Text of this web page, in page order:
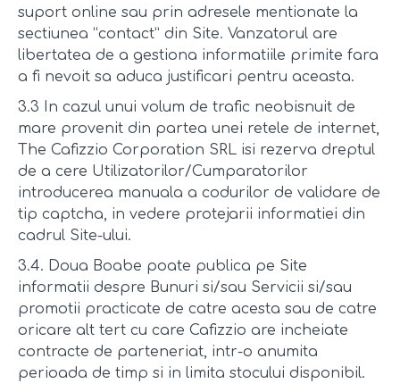
suport online sau prin adresele mentionate la
sectiunea “contact” din Site. Vanzatorul are
libertatea de a gestiona informatiile primite fara
a fi nevoit sa aduca justificari pentru aceasta.
3.3 In cazul unui volum de trafic neobisnuit de
mare provenit din partea unei retele de internet,
The Cafizzio Corporation SRL isi rezerva dreptul
de a cere Utilizatorilor/Cumparatorilor
introducerea manuala a codurilor de validare de
tip captcha, in vedere protejarii informatiei din
cadrul Site-ului.
3.4. Doua Boabe poate publica pe Site
informatii despre Bunuri si/sau Servicii si/sau
promotii practicate de catre acesta sau de catre
oricare alt tert cu care Cafizzio are incheiate
contracte de parteneriat, intr-o anumita
perioada de timp si in limita stocului disponibil.